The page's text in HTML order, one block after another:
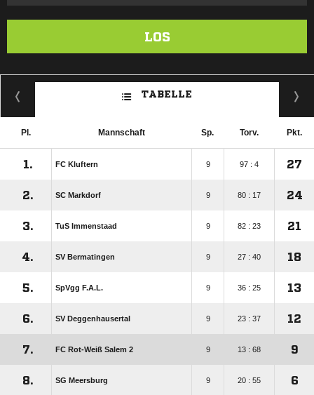
LOS
TABELLE
Pl. Mannschaft Sp. Torv. Pkt.
1. FC Kluftern 9 97 : 4 27
2. SC Markdorf 9 80 : 17 24
3. TuS Immenstaad 9 82 : 23 21
4. SV Bermatingen 9 27 : 40 18
5. SpVgg F.A.L. 9 36 : 25 13
6. SV Deggenhausertal 9 23 : 37 12
7. FC Rot-Weiß Salem 2 9 13 : 68 9
8. SG Meersburg 9 20 : 55 6